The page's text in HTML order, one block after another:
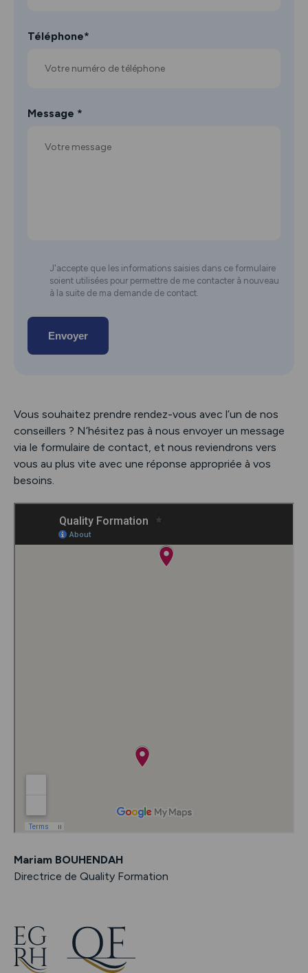
Vous souhaitez prendre rendez-vous avec l’un de nos
conseillers ? N’hésitez pas à nous envoyer un message
via le formulaire de contact, et nous reviendrons vers
vous au plus vite avec une réponse appropriée à vos
besoins.
Mariam BOUHENDAH
Directrice de Quality Formation
Téléphone*
Message *
J'accepte que les informations saisies dans ce formulaire
soient utilisées pour permettre de me contacter à nouveau
à la suite de ma demande de contact.
Envoyer